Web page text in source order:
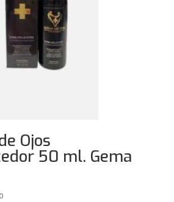
Ojos
50 ml. Gema